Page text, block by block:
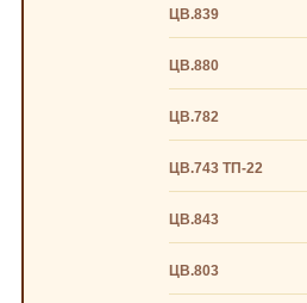
ЦВ.839
ЦВ.880
ЦВ.782
ЦВ.743 ТП-22
ЦВ.843
ЦВ.803